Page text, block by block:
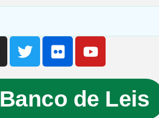
Banco de Leis